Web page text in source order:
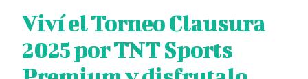
Viví el Torneo Clausura
2025 por TNT Sports